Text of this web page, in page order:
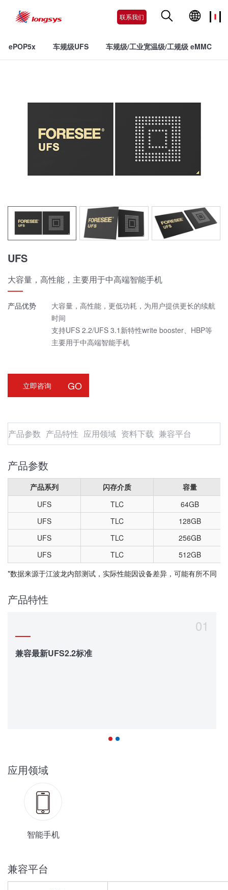
联系我们
ePOP5x 车规级UFS 车规级/工业宽温级/工规级 eMMC
UFS
大容量，高性能，主要用于中高端智能手机
产品优势
大容量，高性能，更低功耗，为用户提供更长的续航
时间
支持UFS 2.2/UFS 3.1新特性write booster、HBP等
主要用于中高端智能手机
立即咨询 GO
产品参数 产品特性 应用领域 资料下载 兼容平台
产品参数
产品系列 闪存介质
容量
UFS
TLC
64GB
UFS
TLC
128GB
UFS
TLC
256GB
UFS
TLC
512GB
*数据来源于江波龙内部测试，实际性能因设备差异，可能有所不同
产品特性
01
兼容最新UFS2.2标准
应用领域
智能手机
兼容平台